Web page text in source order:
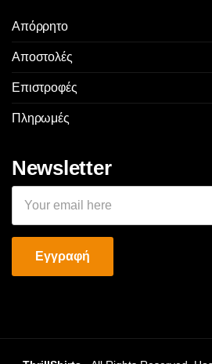
Απόρρητο
Αποστολές
Επιστροφές
Πληρωμές
Newsletter